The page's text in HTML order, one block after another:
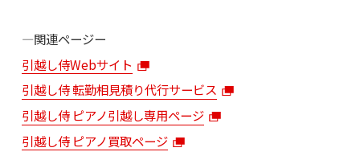
―関連ページー
引越し侍Webサイト
引越し侍 転勤相見積り代行サービス
引越し侍 ピアノ引越し専用ページ
引越し侍 ピアノ買取ページ